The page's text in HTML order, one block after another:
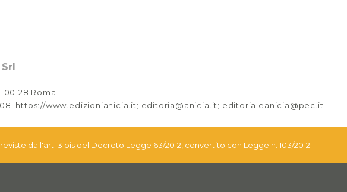
00128 Roma
https://www.edizionianicia.it; editoria@anicia.it; editorialeanicia@pec.it
dall'art. 3 bis del Decreto Legge 63/2012, convertito con Legge n. 103/2012